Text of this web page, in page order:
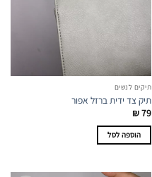
תיקים לנשים
תיק צד ידית ברזל אפור
₪79
הוספה לסל